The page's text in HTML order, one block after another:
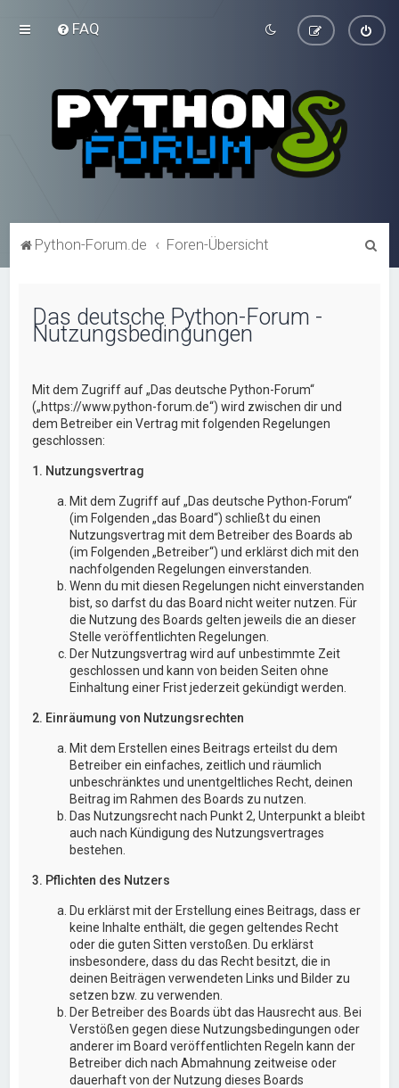
FAQ
Python-Forum.de Foren-Übersicht
Das deutsche Python-Forum -
Nutzungsbedingungen
Mit dem Zugriff auf „Das deutsche Python-Forum“
(„https://www.python-forum.de“) wird zwischen dir und
dem Betreiber ein Vertrag mit folgenden Regelungen
geschlossen:
1. Nutzungsvertrag
Mit dem Zugriff auf „Das deutsche Python-Forum“
(im Folgenden „das Board“) schließt du einen
Nutzungsvertrag mit dem Betreiber des Boards ab
(im Folgenden „Betreiber“) und erklärst dich mit den
nachfolgenden Regelungen einverstanden.
Wenn du mit diesen Regelungen nicht einverstanden
bist, so darfst du das Board nicht weiter nutzen. Für
die Nutzung des Boards gelten jeweils die an dieser
Stelle veröffentlichten Regelungen.
Der Nutzungsvertrag wird auf unbestimmte Zeit
geschlossen und kann von beiden Seiten ohne
Einhaltung einer Frist jederzeit gekündigt werden.
2. Einräumung von Nutzungsrechten
Mit dem Erstellen eines Beitrags erteilst du dem
Betreiber ein einfaches, zeitlich und räumlich
unbeschränktes und unentgeltliches Recht, deinen
Beitrag im Rahmen des Boards zu nutzen.
Das Nutzungsrecht nach Punkt 2, Unterpunkt a bleibt
auch nach Kündigung des Nutzungsvertrages
bestehen.
3. Pflichten des Nutzers
Du erklärst mit der Erstellung eines Beitrags, dass er
keine Inhalte enthält, die gegen geltendes Recht
oder die guten Sitten verstoßen. Du erklärst
insbesondere, dass du das Recht besitzt, die in
deinen Beiträgen verwendeten Links und Bilder zu
setzen bzw. zu verwenden.
Der Betreiber des Boards übt das Hausrecht aus. Bei
Verstößen gegen diese Nutzungsbedingungen oder
anderer im Board veröffentlichten Regeln kann der
Betreiber dich nach Abmahnung zeitweise oder
dauerhaft von der Nutzung dieses Boards